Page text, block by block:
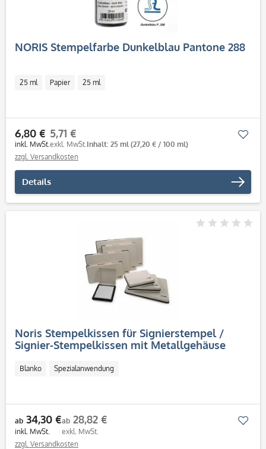
NORIS Stempelfarbe Dunkelblau Pantone 288
25 ml Papier 25 ml
6,80 €
inkl. MwSt.
5,71 €
exkl. MwSt.Inhalt: 25 ml (27,20 € / 100 ml)
zzgl. Versandkosten
Details
Noris Stempelkissen für Signierstempel /
Signier-Stempelkissen mit Metallgehäuse
Blanko Spezialanwendung
ab 34,30 €
inkl. MwSt.
ab 28,82 €
exkl. MwSt.
zzgl. Versandkosten